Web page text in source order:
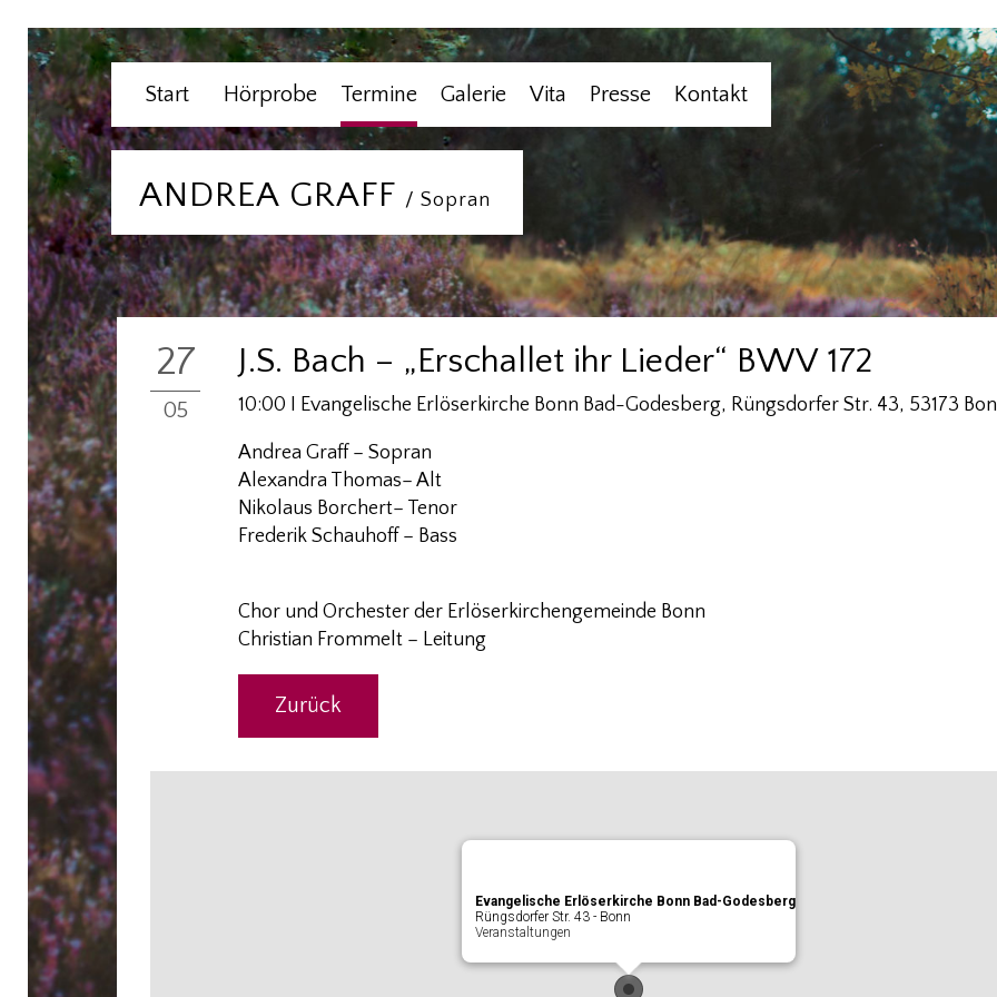
ANDREA GRAFF / Sopran
Start Hörprobe Termine Galerie Vita Presse Kontakt
27
05
J.S. Bach – „Erschallet ihr Lieder“ BWV 172
10:00 I Evangelische Erlöserkirche Bonn Bad-Godesberg, Rüngsdorfer Str. 43, 53173
Andrea Graff – Sopran
Alexandra Thomas– Alt
Nikolaus Borchert– Tenor
Frederik Schauhoff – Bass
Chor und Orchester der Erlöserkirchengemeinde Bonn
Christian Frommelt – Leitung
Zurück
Evangelische Erlöserkirche Bonn Bad-Godesberg
Rüngsdorfer Str. 43 - Bonn
Veranstaltungen